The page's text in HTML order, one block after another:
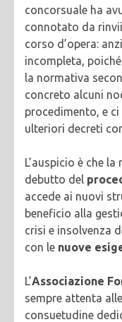
concorsuale ha
connotato da
corso d’opera:
incompleta,
la normativa
concreto alcuni
procedimento, e
ulteriori decreti
L’auspicio è che
debutto del
accede ai nuovi
beneficio alla
crisi e insolvenza
con le nuove
L’Associazione
sempre attenta
consuetudine